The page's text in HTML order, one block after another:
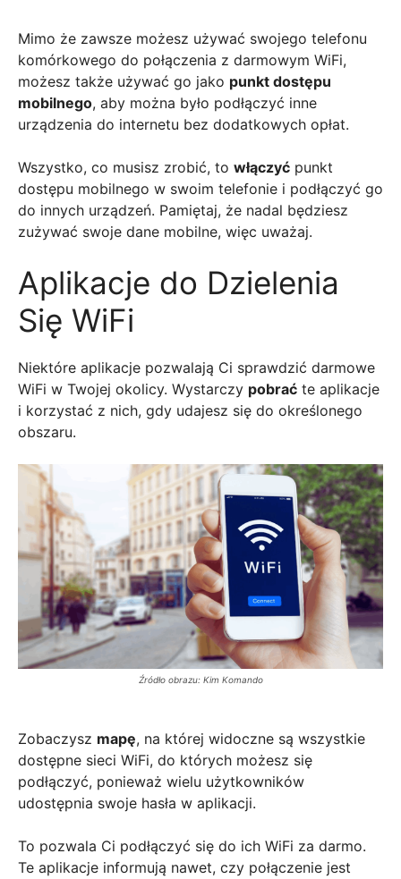
Mimo że zawsze możesz używać swojego telefonu
komórkowego do połączenia z darmowym WiFi,
możesz także używać go jako punkt dostępu
mobilnego, aby można było podłączyć inne
urządzenia do internetu bez dodatkowych opłat.
Wszystko, co musisz zrobić, to włączyć punkt
dostępu mobilnego w swoim telefonie i podłączyć go
do innych urządzeń. Pamiętaj, że nadal będziesz
zużywać swoje dane mobilne, więc uważaj.
Aplikacje do Dzielenia
Się WiFi
Niektóre aplikacje pozwalają Ci sprawdzić darmowe
WiFi w Twojej okolicy. Wystarczy pobrać te aplikacje
i korzystać z nich, gdy udajesz się do określonego
obszaru.
Źródło obrazu: Kim Komando
Zobaczysz mapę, na której widoczne są wszystkie
dostępne sieci WiFi, do których możesz się
podłączyć, ponieważ wielu użytkowników
udostępnia swoje hasła w aplikacji.
To pozwala Ci podłączyć się do ich WiFi za darmo.
Te aplikacje informują nawet, czy połączenie jest